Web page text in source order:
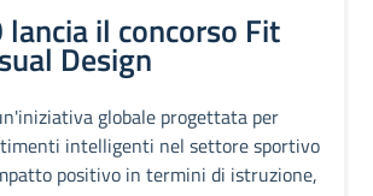
lancia il concorso Fit
Design
globale progettata per
intelligenti nel settore sportivo
positivo in termini di istruzione,